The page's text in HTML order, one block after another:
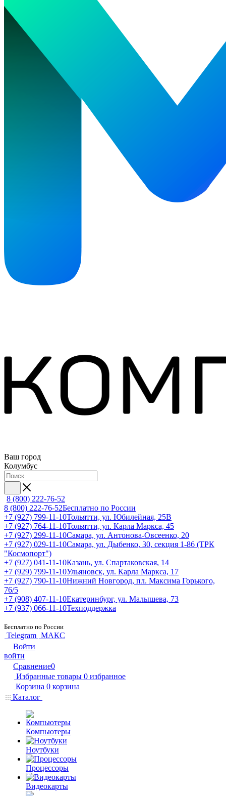
Ваш город
Колумбус
8 (800) 222-76-52
8 (800) 222-76-52Бесплатно по России
+7 (927) 799-11-10Тольятти, ул. Юбилейная, 25В
+7 (927) 764-11-10Тольятти, ул. Карла Маркса, 45
+7 (927) 299-11-10Самара, ул. Антонова-Овсеенко, 20
+7 (927) 029-11-10Самара, ул. Дыбенко, 30, секция 1-86 (ТРК
"Космопорт")
+7 (927) 041-11-10Казань, ул. Спартаковская, 14
+7 (929) 799-11-10Ульяновск, ул. Карла Маркса, 17
+7 (927) 790-11-10Нижний Новгород, пл. Максима Горького,
76/5
+7 (908) 407-11-10Екатеринбург, ул. Малышева, 73
+7 (937) 066-11-10Техподдержка
Бесплатно по России
Telegram МАКС
Войти
войти
Сравнение0
Избранные товары 0 избранное
Корзина 0 корзина
Каталог
Компьютеры
Ноутбуки
Процессоры
Видеокарты